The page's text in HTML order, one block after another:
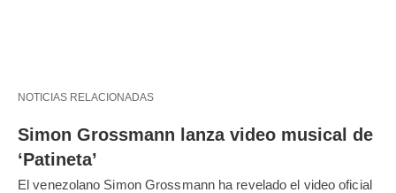
NOTICIAS RELACIONADAS
Simon Grossmann lanza video musical de
‘Patineta’
El venezolano Simon Grossmann ha revelado el video oficial